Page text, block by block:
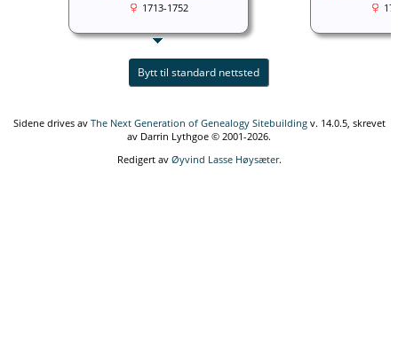
1713-1752
Bytt til standard nettsted
Sidene drives av The Next Generation of Genealogy Sitebuildingv. 14.0.5, skrevet
av Darrin Lythgoe © 2001-2026.
Redigert av Øyvind Lasse Høysæter.